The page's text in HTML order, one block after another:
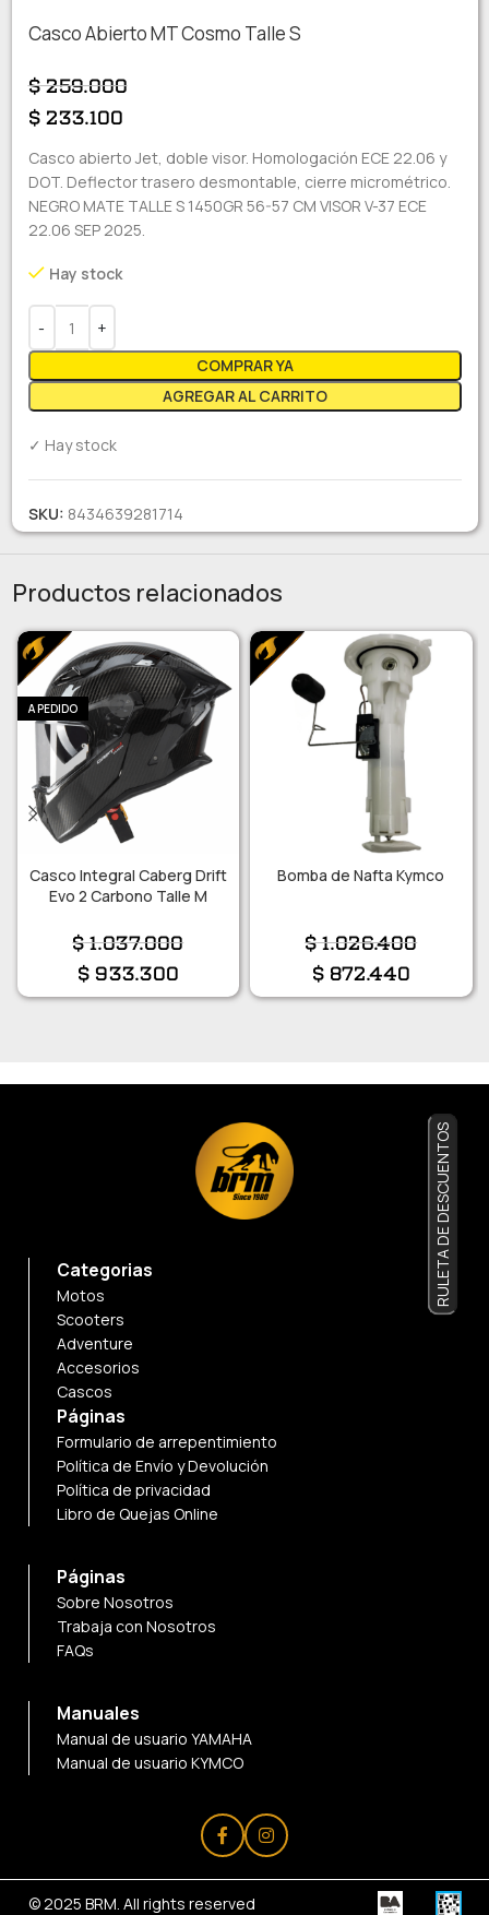
Casco Abierto MT Cosmo Talle S
$259.000
$233.100
Casco abierto Jet, doble visor. Homologación ECE 22.06 y
DOT. Deflector trasero desmontable, cierre micrométrico.
NEGRO MATE TALLE S 1450GR 56-57 CM VISOR V-37 ECE
22.06 SEP 2025.
Hay stock
AGREGAR AL CARRITO
COMPRAR YA
✓ Hay stock
SKU: 8434639281714
Productos relacionados
A PEDIDO
Casco Integral Caberg Drift
Evo 2 Carbono Talle M
$1.037.000
$933.300
Bomba de Nafta Kymco
$1.026.400
$872.440
Categorias
Motos
Scooters
Adventure
Accesorios
Cascos
Páginas
Formulario de arrepentimiento
Política de Envío y Devolución
Política de privacidad
Libro de Quejas Online
Páginas
Sobre Nosotros
Trabaja con Nosotros
FAQs
Manuales
Manual de usuario YAMAHA
Manual de usuario KYMCO
© 2025 BRM. All rights reserved
RULETA DE DESCUENTOS